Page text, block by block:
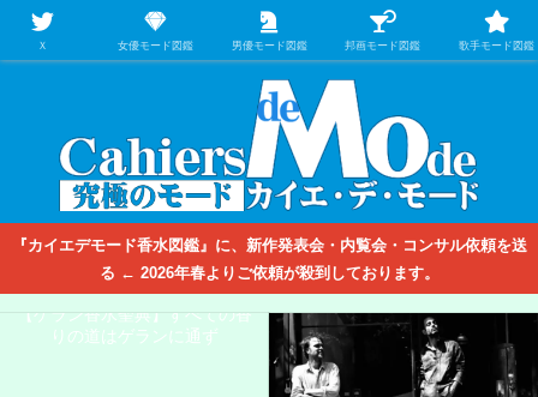
【映画/音楽の中のファッション＆香水】を徹底的に分析するファッション＆ア
パレル業界人のための学習サイト
『カイエデモード香水図鑑』に、新作発表会・内覧会・コンサル依頼を送
る ← 2026年春よりご依頼が殺到しております。
【ゲラン香水聖典】すべての香
りの道はゲランに通ず
Ｘ 女優モード図鑑 男優モード図鑑 邦画モード図鑑 歌手モード図鑑